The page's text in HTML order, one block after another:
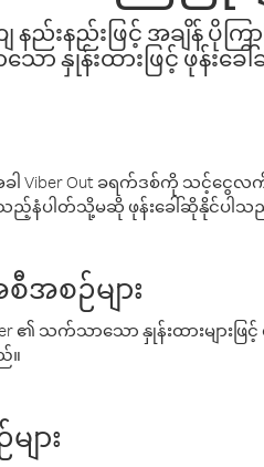
းနည်းဖြင့် အချိန် ပိုက
ော နှုန်းထားဖြင့် ဖုန်း
Out ခရက်ဒစ်ကို သင့်ငွေ
သည့်နံပါတ်သို့မဆို ဖုန်းခေါ်ဆိုနိုင်ပါသ
အစဉ်များ
၏ သက်သာသော နှုန်းထားများ
။
ား